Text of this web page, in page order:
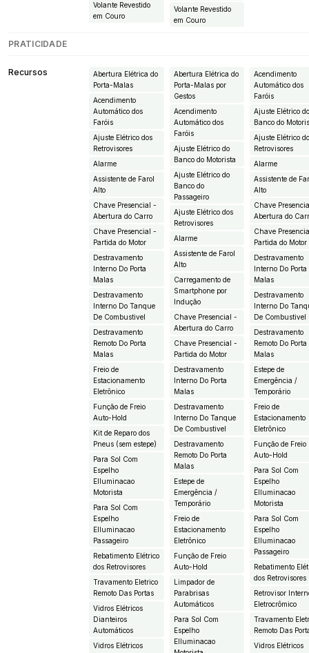
Volante Revestido
em Couro
Volante Revestido
em Couro
PRATICIDADE
Recursos
Abertura Elétrica do
Porta-Malas
Acendimento
Automático dos
Faróis
Ajuste Elétrico dos
Retrovisores
Alarme
Assistente de Farol
Alto
Chave Presencial -
Abertura do Carro
Chave Presencial -
Partida do Motor
Destravamento
Interno Do Porta
Malas
Destravamento
Interno Do Tanque
De Combustivel
Destravamento
Remoto Do Porta
Malas
Freio de
Estacionamento
Eletrônico
Função de Freio
Auto-Hold
Kit de Reparo dos
Pneus (sem estepe)
Para Sol Com
Espelho
EIluminacao
Motorista
Para Sol Com
Espelho
EIluminacao
Passageiro
Rebatimento Elétrico
dos Retrovisores
Travamento Eletrico
Remoto Das Portas
Vidros Elétricos
Dianteiros
Automáticos
Vidros Elétricos
Abertura Elétrica do
Porta-Malas por
Gestos
Acendimento
Automático dos
Faróis
Ajuste Elétrico do
Banco do Motorista
Ajuste Elétrico do
Banco do
Passageiro
Ajuste Elétrico dos
Retrovisores
Alarme
Assistente de Farol
Alto
Carregamento de
Smartphone por
Indução
Chave Presencial -
Abertura do Carro
Chave Presencial -
Partida do Motor
Destravamento
Interno Do Porta
Malas
Destravamento
Interno Do Tanque
De Combustivel
Destravamento
Remoto Do Porta
Malas
Estepe de
Emergência /
Temporário
Freio de
Estacionamento
Eletrônico
Função de Freio
Auto-Hold
Limpador de
Parabrisas
Automáticos
Para Sol Com
Espelho
EIluminacao
Acendimento
Automático dos
Faróis
Ajuste Elétrico
Banco do
Ajuste Elétrico
Retrovisores
Alarme
Assistente de
Alto
Chave
Abertura do
Chave
Partida do Motor
Destravamento
Interno Do Porta
Malas
Destravamento
Interno Do
De Combustivel
Destravamento
Remoto Do Porta
Malas
Estepe de
Emergência /
Temporário
Freio de
Estacionamento
Eletrônico
Função de Freio
Auto-Hold
Para Sol Com
Espelho
EIluminacao
Motorista
Para Sol Com
Espelho
EIluminacao
Passageiro
Rebatimento
dos Retrovisores
Retrovisor
Eletrocrômico
Travamento
Remoto Das
Vidros Elétricos